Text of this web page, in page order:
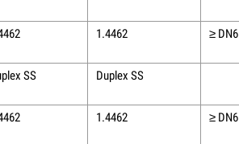
1.4462 ≥ DN6
SS Duplex SS
1.4462 ≥ DN6